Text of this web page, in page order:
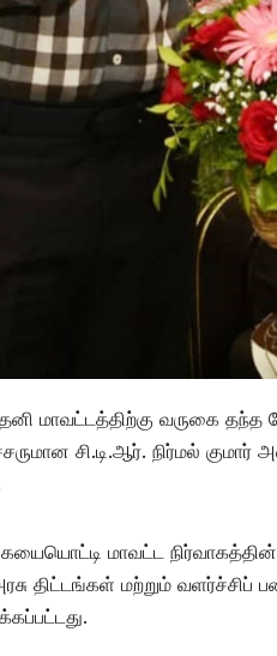
மாவட்டத்திற்கு வருகை தந்த
சி.டி.ஆர். நிர்மல்
மாவட்ட நிர்வாகத்தின்
திட்டங்கள் மற்றும்